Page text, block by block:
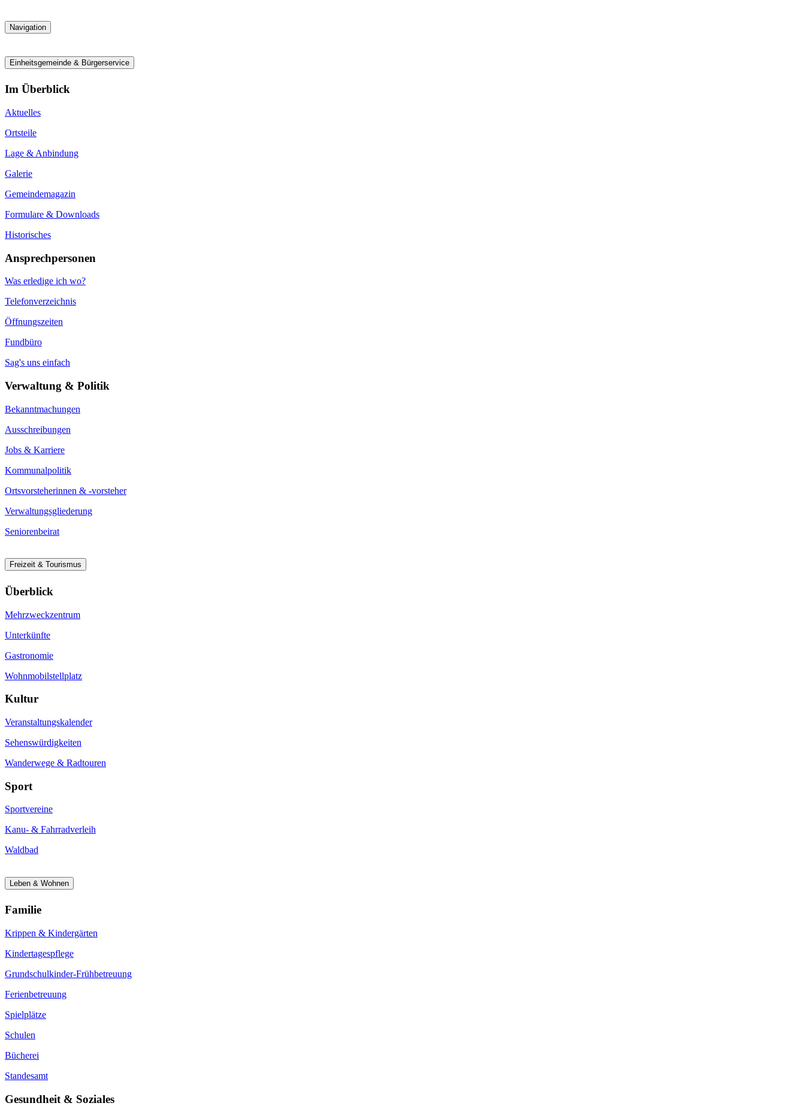
Navigation
Einheitsgemeinde & Bürgerservice
Im Überblick
Aktuelles
Ortsteile
Lage & Anbindung
Galerie
Gemeindemagazin
Formulare & Downloads
Historisches
Ansprechpersonen
Was erledige ich wo?
Telefonverzeichnis
Öffnungszeiten
Fundbüro
Sag's uns einfach
Verwaltung & Politik
Bekanntmachungen
Ausschreibungen
Jobs & Karriere
Kommunalpolitik
Ortsvorsteherinnen & -vorsteher
Verwaltungsgliederung
Seniorenbeirat
Freizeit & Tourismus
Überblick
Mehrzweckzentrum
Unterkünfte
Gastronomie
Wohnmobilstellplatz
Kultur
Veranstaltungskalender
Sehenswürdigkeiten
Wanderwege & Radtouren
Sport
Sportvereine
Kanu- & Fahrradverleih
Waldbad
Leben & Wohnen
Familie
Krippen & Kindergärten
Kindertagespflege
Grundschulkinder-Frühbetreuung
Ferienbetreuung
Spielplätze
Schulen
Bücherei
Standesamt
Gesundheit & Soziales